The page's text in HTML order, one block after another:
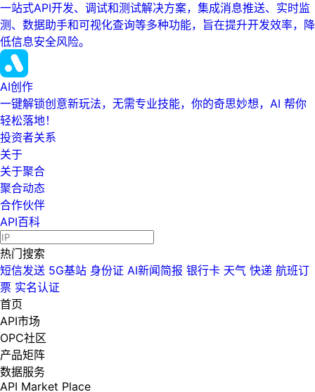
一站式API开发、调试和测试解决方案，集成消息推送、实时监
测、数据助手和可视化查询等多种功能，旨在提升开发效率，降
低信息安全风险。
AI创作
一键解锁创意新玩法，无需专业技能，你的奇思妙想，AI 帮你
轻松落地！
投资者关系
关于
关于聚合
聚合动态
合作伙伴
API百科
热门搜索
短信发送 5G基站 身份证 AI新闻简报 银行卡 天气 快递 航班订
票 实名认证
首页
API市场
OPC社区
产品矩阵
数据服务
API Market Place